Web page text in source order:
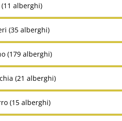
(11 alberghi)
(35 alberghi)
(179 alberghi)
(21 alberghi)
(15 alberghi)